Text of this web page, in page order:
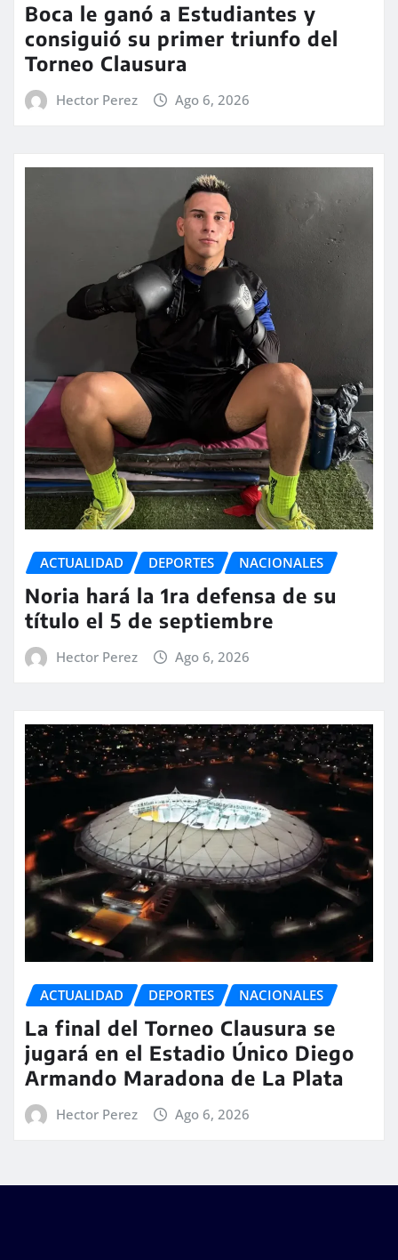
Boca le ganó a Estudiantes y
consiguió su primer triunfo del
Torneo Clausura
Hector Perez Ago 6, 2026
ACTUALIDAD DEPORTES NACIONALES
Noria hará la 1ra defensa de su
título el 5 de septiembre
Hector Perez Ago 6, 2026
ACTUALIDAD DEPORTES NACIONALES
La final del Torneo Clausura se
jugará en el Estadio Único Diego
Armando Maradona de La Plata
Hector Perez Ago 6, 2026